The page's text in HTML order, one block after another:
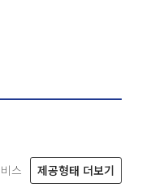
스 제공형태 더보기